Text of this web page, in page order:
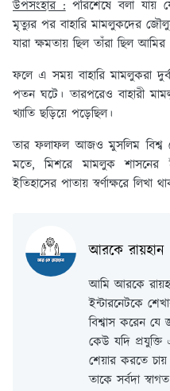
উপসংহার :পরিশেষে বলা যায়
মৃত্যুর পর বাহারি মামলুকদের
যারা ক্ষমতায় ছিল তাঁরা ছিল
ফলে এ সময় বাহারি মামলুকরা
পতন ঘটে। তারপরেও বাহারী
খ্যাতি ছড়িয়ে পড়েছিল।
তার ফলাফল আজও মুসলিম বিশ্ব
মতে, মিশরে মামলুক শাসনের
ইতিহাসের পাতায় স্বর্ণাক্ষরে লিখা
আরকে রায়হান
আমি আরকে
ইন্টারনেটকে
বিশ্বাস করেন যে
কেউ যদি
শেয়ার করতে
তাকে সর্বদা